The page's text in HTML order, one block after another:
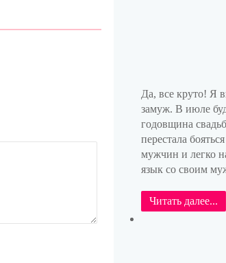
Да, все круто! Я
замуж. В июле
годовщина
перестала бояться
мужчин и легко
язык со своим
Читать далее...